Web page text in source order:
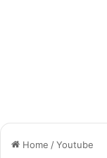
Home /Youtube